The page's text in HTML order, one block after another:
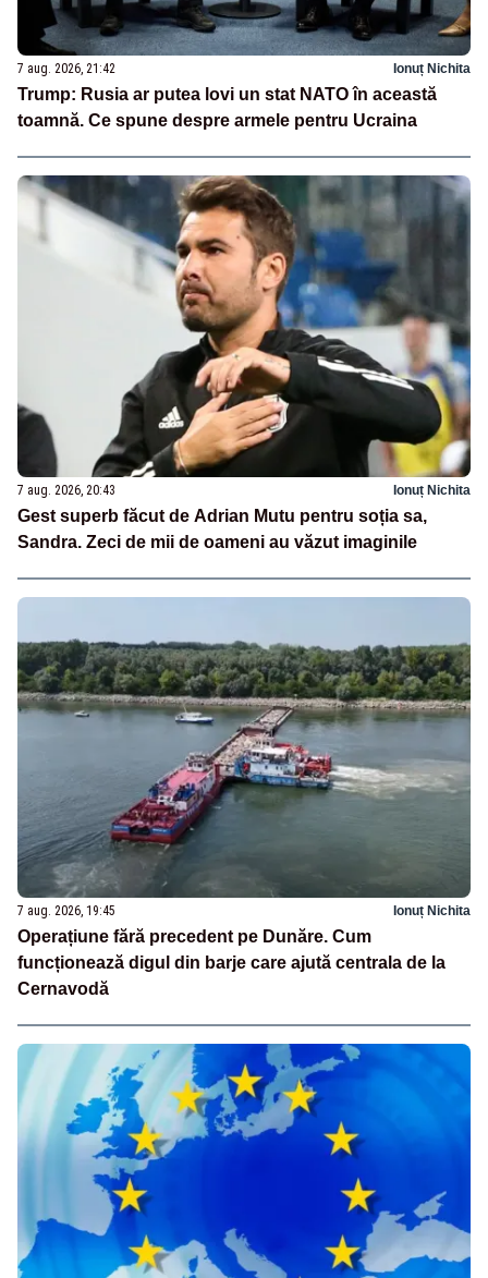
7 aug. 2026, 21:42 Ionuț Nichita
Trump: Rusia ar putea lovi un stat NATO în această
toamnă. Ce spune despre armele pentru Ucraina
7 aug. 2026, 20:43 Ionuț Nichita
Gest superb făcut de Adrian Mutu pentru soția sa,
Sandra. Zeci de mii de oameni au văzut imaginile
7 aug. 2026, 19:45 Ionuț Nichita
Operațiune fără precedent pe Dunăre. Cum
funcționează digul din barje care ajută centrala de la
Cernavodă